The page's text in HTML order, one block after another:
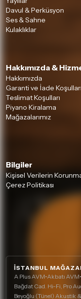
Davul & Perküsyon
Ses & Sahne
Kulaklıklar
Hakkımızda &
Hakkımızda
Garanti ve İade Koşulları
Teslimat Koşulları
Piyano Kiralama
Mağazalarımız
Bilgiler
Kişisel Verilerin
Çerez Politikası
İSTANBUL
A Plus AVM•Akbatı AVM•
Bağdat Cad. Hi-Fi, Pro
Beyoğlu (Tünel) Akustik